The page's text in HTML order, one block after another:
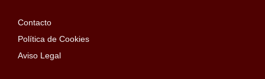
Contacto
Política de Cookies
Aviso Legal